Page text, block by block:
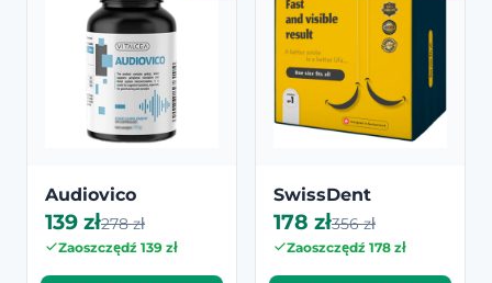
Audiovico
139 zł278 zł
Zaoszczędź 139 zł
SwissDent
178 zł356 zł
Zaoszczędź 178 zł